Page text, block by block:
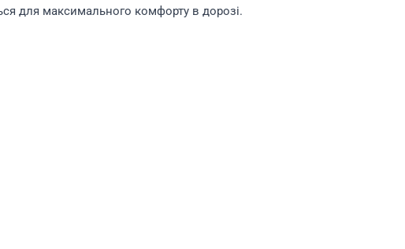
для максимального комфорту в дорозі.